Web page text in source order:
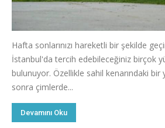
Hafta sonlarınızı hareketli bir şekilde
İstanbul'da tercih edebileceğiniz birçok
bulunuyor. Özellikle sahil kenarındaki
sonra çimlerde...
Devamını Oku